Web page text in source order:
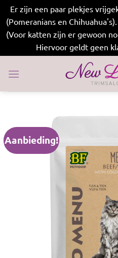
Er zijn een paar plekjes
(Pomeranians en
(Voor katten zijn er gewoon
Hiervoor geldt geen
naar
Aanbieding!